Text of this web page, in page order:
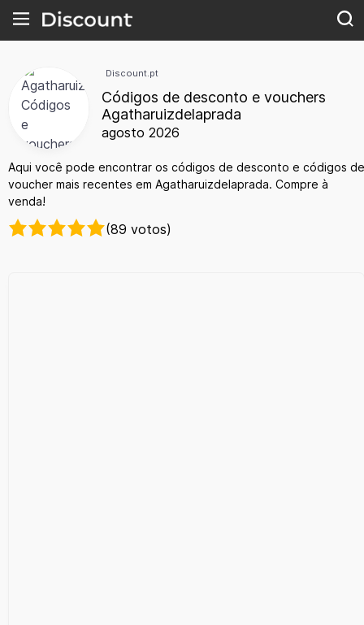
Discount.pt
Códigos de desconto e vouchers
Agatharuizdelaprada
agosto 2026
Aqui você pode encontrar os códigos de desconto e códigos de
voucher mais recentes em Agatharuizdelaprada. Compre à
venda!
(89 votos)